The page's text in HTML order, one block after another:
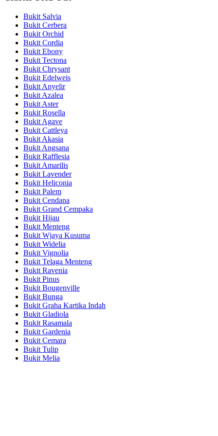
Bukit Salvia
Bukit Cerbera
Bukit Orchid
Bukit Cordia
Bukit Ebony
Bukit Tectona
Bukit Chrysant
Bukit Edelweis
Bukit Anyelir
Bukit Azalea
Bukit Aster
Bukit Rosella
Bukit Agave
Bukit Cattleya
Bukit Akasia
Bukit Angsana
Bukit Rafflesia
Bukit Amarilis
Bukit Lavender
Bukit Heliconia
Bukit Palem
Bukit Cendana
Bukit Grand Cempaka
Bukit Hijau
Bukit Menteng
Bukit Wjaya Kusuma
Bukit Widelia
Bukit Vignolia
Bukit Telaga Menteng
Bukit Ravenia
Bukit Pinus
Bukit Bougenville
Bukit Bunga
Bukit Graha Kartika Indah
Bukit Gladiola
Bukit Rasamala
Bukit Gardenia
Bukit Cemara
Bukit Tulip
Bukit Melia